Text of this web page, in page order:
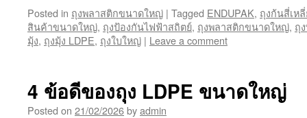
Posted in ถุงพลาสติกขนาดใหญ่ | Tagged ENDUPAK, ถุงก้นสี่เห
สินค้าขนาดใหญ่, ถุงป้องกันไฟฟ้าสถิตย์, ถุงพลาสติกขนาดใหญ่, ถุ
มุ้ง, ถุงมุ้ง LDPE, ถุงใบใหญ่ | Leave a comment
4 ข้อดีของถุง LDPE ขนาดใหญ่
Posted on 21/02/2026byadmin